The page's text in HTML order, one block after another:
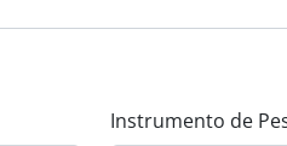
Instrumento de